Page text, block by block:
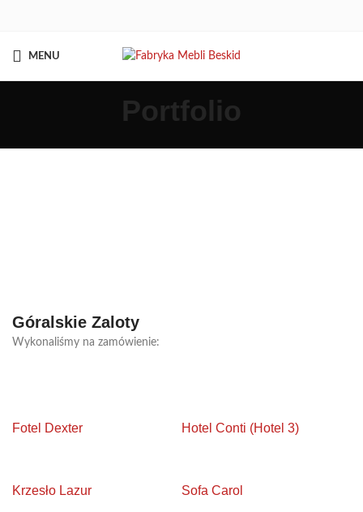
MENU
Portfolio
Góralskie Zaloty
Wykonaliśmy na zamówienie:
Fotel Dexter Hotel Conti (Hotel 3)
Krzesło Lazur Sofa Carol